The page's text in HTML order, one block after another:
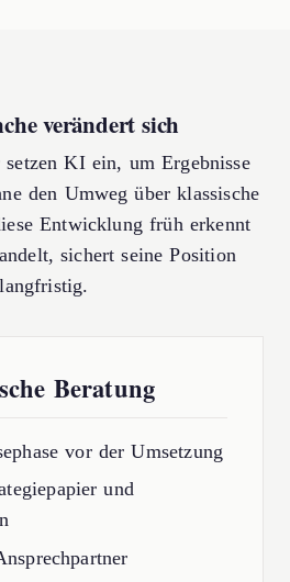
verändert sich
setzen KI ein, um Ergebnisse
den Umweg über klassische
Entwicklung früh erkennt
sichert seine Position
langfristig.
Beratung
vor der Umsetzung
und